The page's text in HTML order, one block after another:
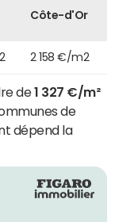
Côte-d'Or
2 158 €/m2
de1 327 €/m²
de
dépend la